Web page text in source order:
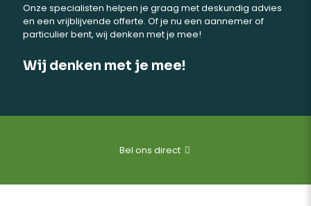
Onze specialisten helpen je graag met deskundig advies
en een vrijblijvende offerte. Of je nu een aannemer of
particulier bent, wij denken met je mee!
Wij denken met je mee!
Bel ons direct